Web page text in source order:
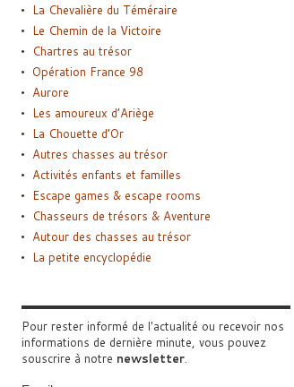
La Chevalière du Téméraire
Le Chemin de la Victoire
Chartres au trésor
Opération France 98
Aurore
Les amoureux d’Ariège
La Chouette d’Or
Autres chasses au trésor
Activités enfants et familles
Escape games & escape rooms
Chasseurs de trésors & Aventure
Autour des chasses au trésor
La petite encyclopédie
Pour rester informé de l'actualité ou recevoir nos
informations de dernière minute, vous pouvez
souscrire à notre newsletter.